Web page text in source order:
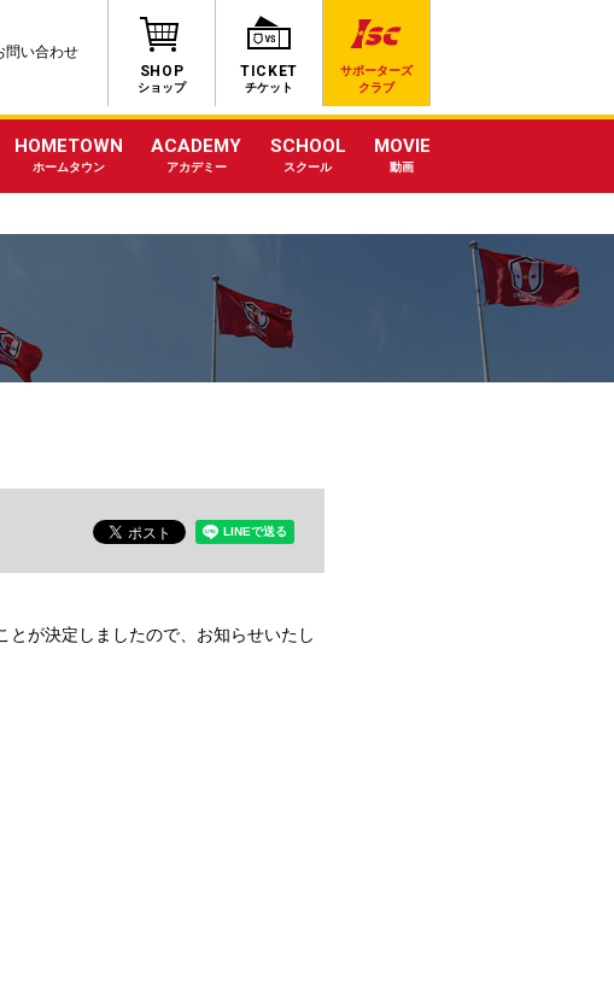
HOMETOWN
ホームタウン
ACADEMY
アカデミー
SCHOOL
スクール
MOVIE
動画
SHOP
ショップ
TICKET
チケット
サポーターズ
クラブ
問い合わせ
が決定しましたので、お知らせいたし